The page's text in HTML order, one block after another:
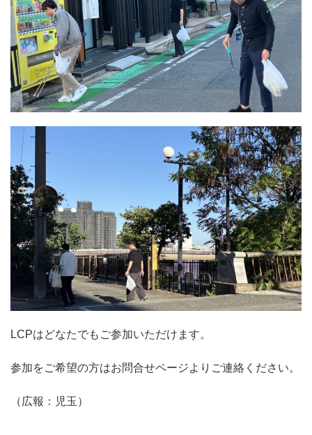
LCPはどなたでもご参加いただけます。
参加をご希望の方はお問合せページよりご連絡ください。
（広報：児玉）